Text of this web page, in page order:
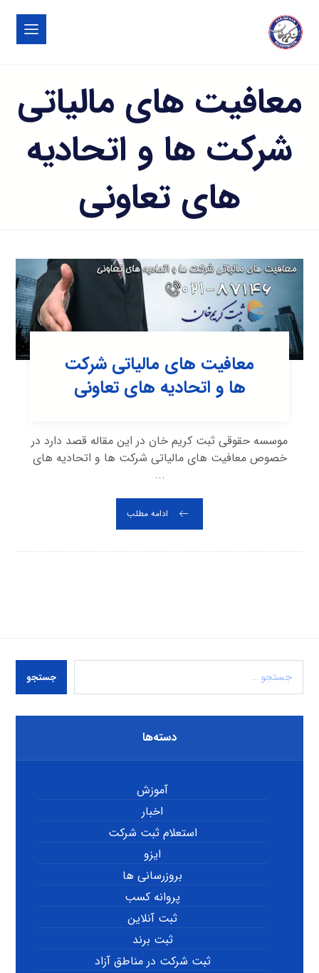
معافیت های مالیاتی
شرکت ها و اتحادیه
های تعاونی
معافیت های مالیاتی شرکت
ها و اتحادیه های تعاونی
موسسه حقوقی ثبت کریم خان در این مقاله قصد دارد در
خصوص معافیت های مالیاتی شرکت ها و اتحادیه های
...
ادامه مطلب
جستجو
دسته‌ها
آموزش
اخبار
استعلام ثبت شرکت
ایزو
بروزرسانی ها
پروانه کسب
ثبت آنلاین
ثبت برند
ثبت شرکت در مناطق آزاد